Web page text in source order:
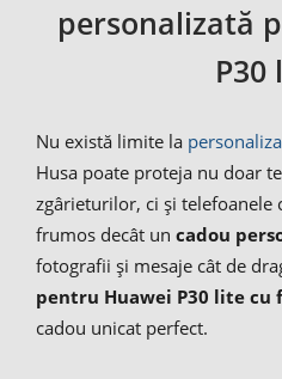
personalizată
P30
Nu există limite la
Husa poate proteja nu doar
zgârieturilor, ci și telefoanele
frumos decât un cadou
fotografii și mesaje cât de
pentru Huawei P30 lite cu
cadou unicat perfect.